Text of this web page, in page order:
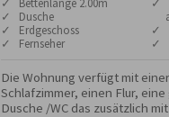
✓ Bettenlänge 2.00m
✓ Dusche
✓ Erdgeschoss
✓ Fernseher
✓
✓
✓
Die Wohnung verfügt mit
Schlafzimmer, einen Flur,
Dusche /WC das zusätzlich